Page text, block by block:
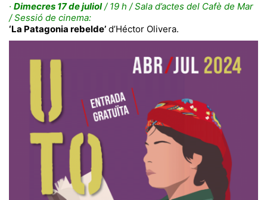
· Dimecres 17 de juliol/ 19 h / Sala d’actes del Cafè de Mar
/ Sessió de cinema:
‘La Patagonia rebelde’ d’Héctor Olivera.